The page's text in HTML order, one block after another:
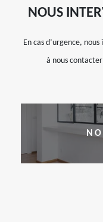
NOUS
En cas d’urgence,
à nous